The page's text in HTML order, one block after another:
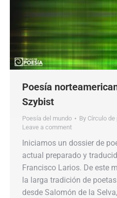
Poesía
Szybist
Poesía del mundo By Círculo de
Leave a comment
Iniciamos un dossier de
actual preparado y
Francisco Larios. De este
la larga tradición de
desde Salomón de la